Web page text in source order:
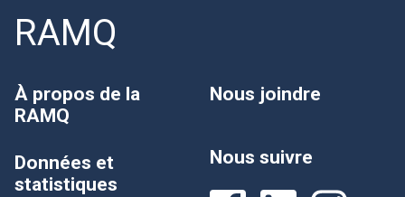
RAMQ
À propos de la
RAMQ
Données et
statistiques
Nous joindre
Nous suivre